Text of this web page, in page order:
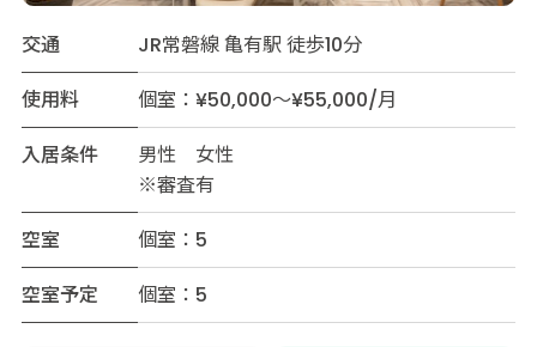
交通
JR常磐線 亀有駅 徒歩10分
使用料
個室：¥50,000～¥55,000/月
入居条件
男性 女性
※審査有
空室
個室：5
空室予定
個室：5